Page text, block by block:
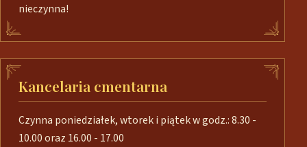
nieczynna!
Kancelaria cmentarna
Czynna poniedziałek, wtorek i piątek w godz.: 8.30 -
10.00 oraz 16.00 - 17.00